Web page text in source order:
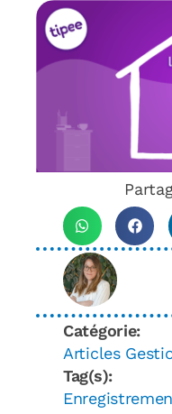
Catégorie:
Articles
Tag(s):